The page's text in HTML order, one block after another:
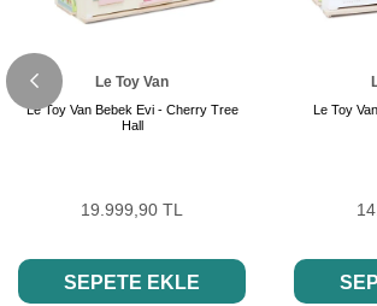
Le Toy Van
Le Toy Van Bebek Evi - Cherry Tree
Hall
19.999,90 TL
SEPETE EKLE
Le Toy